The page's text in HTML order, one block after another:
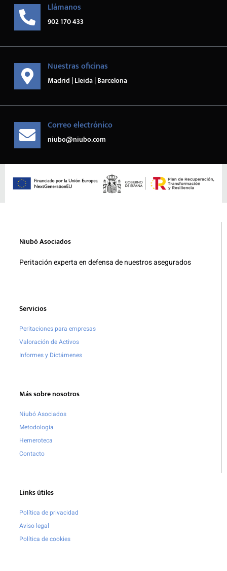
Llámanos
902 170 433
Nuestras oficinas
Madrid | Lleida | Barcelona
Correo electrónico
niubo@niubo.com
Niubó Asociados
Peritación experta en defensa de nuestros asegurados
Servicios
Peritaciones para empresas
Valoración de Activos
Informes y Dictámenes
Más sobre nosotros
Niubó Asociados
Metodología
Hemeroteca
Contacto
Links útiles
Política de privacidad
Aviso legal
Política de cookies